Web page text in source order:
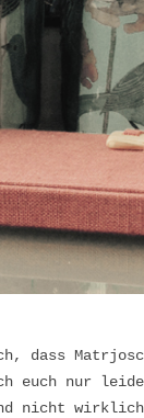
dass
euch nur
nicht